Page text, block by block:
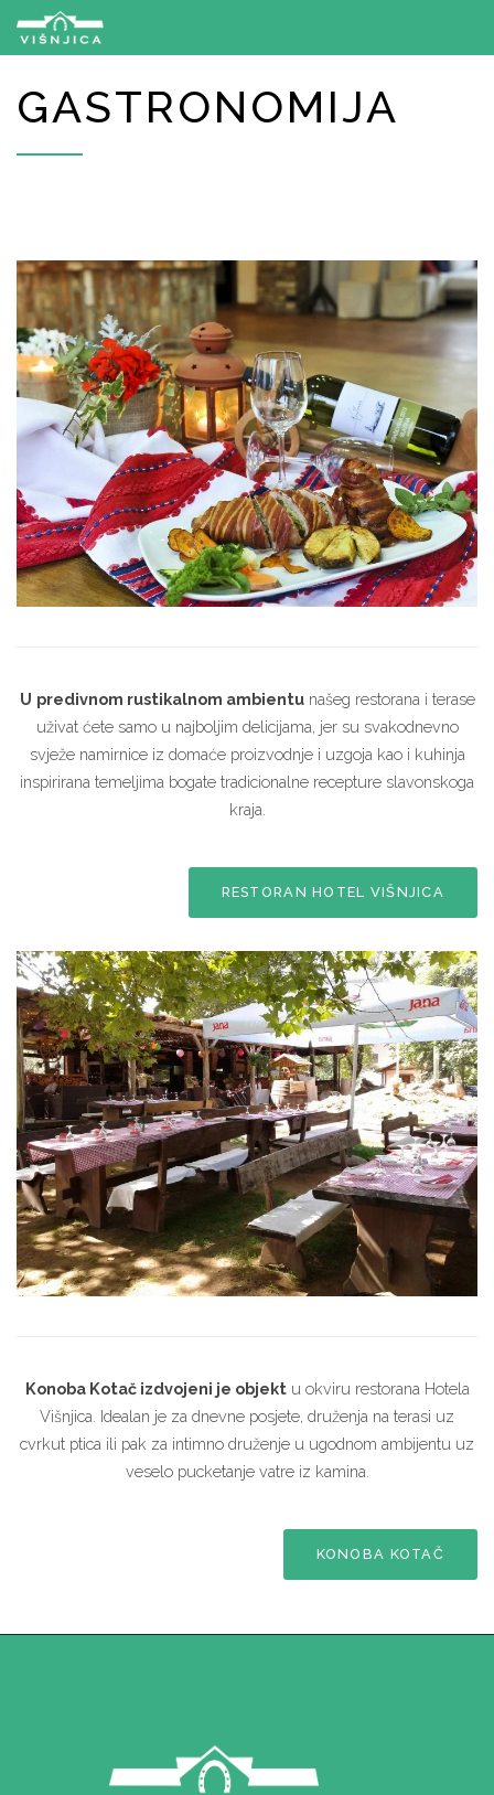
GASTRONOMIJA
U predivnom rustikalnom ambientunašeg restorana i terase
uživat ćete samo u najboljim delicijama, jer su svakodnevno
svježe namirnice iz domaće proizvodnje i uzgoja kao i kuhinja
inspirirana temeljima bogate tradicionalne recepture slavonskoga
kraja.
RESTORAN HOTEL VIŠNJICA
Konoba Kotač izdvojeni je objektu okviru restorana Hotela
Višnjica. Idealan je za dnevne posjete, druženja na terasi uz
cvrkut ptica ili pak za intimno druženje u ugodnom ambijentu uz
veselo pucketanje vatre iz kamina.
KONOBA KOTAČ